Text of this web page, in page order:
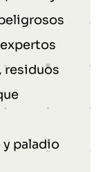
residuos
paladio